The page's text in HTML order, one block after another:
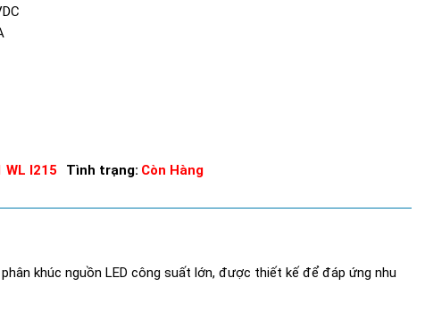
WL I215 Tình trạng: Còn Hàng
khúc nguồn LED công suất lớn, được thiết kế để đáp ứng nhu